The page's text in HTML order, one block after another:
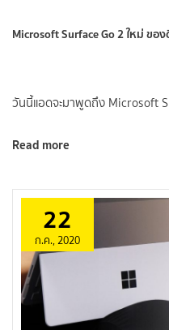
Microsoft Surface Go 2 ใหม่ ข
วันนี้แอดจะมาพูดถึง Microsoft
Read more
22
ก.ค., 2020